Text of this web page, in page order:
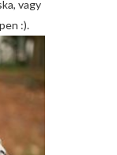
vagy
:).